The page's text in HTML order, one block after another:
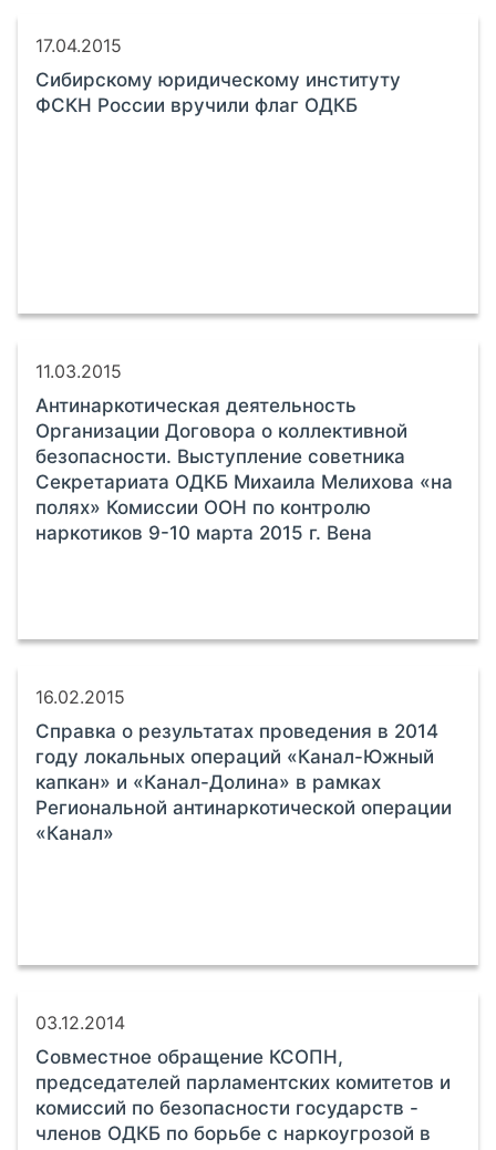
17.04.2015
Сибирскому юридическому институту
ФСКН России вручили флаг ОДКБ
11.03.2015
Антинаркотическая деятельность
Организации Договора о коллективной
безопасности. Выступление советника
Секретариата ОДКБ Михаила Мелихова «на
полях» Комиссии ООН по контролю
наркотиков 9-10 марта 2015 г. Вена
16.02.2015
Справка о результатах проведения в 2014
году локальных операций «Канал-Южный
капкан» и «Канал-Долина» в рамках
Региональной антинаркотической операции
«Канал»
03.12.2014
Совместное обращение КСОПН,
председателей парламентских комитетов и
комиссий по безопасности государств -
членов ОДКБ по борьбе с наркоугрозой в